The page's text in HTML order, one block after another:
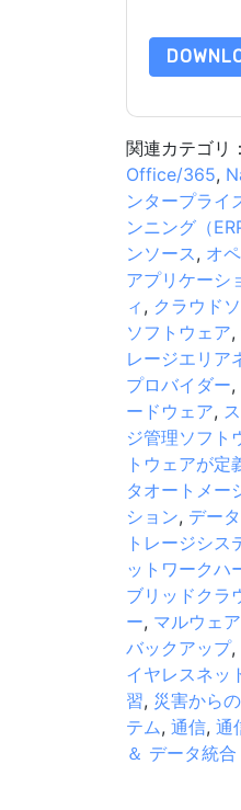
関連カテゴリ
Office/365,
ンタープライ
ンニング（
ンソース, オ
アプリケーシ
ィ , クラウド
ソフトウェア,
レージエリア
プロバイダー,
ードウェア,
ジ管理ソフト
トウェアが
タオートメー
ション, デー
トレージシス
ットワークハ
ブリッドクラ
ー, マルウェア
バックアップ,
イヤレスネッ
習, 災害から
テム, 通信, 通
＆ データ統合